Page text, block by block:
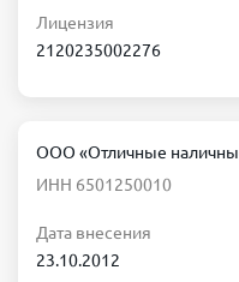
Лицензия
2120235002276
ООО «Отличные
ИНН 6501250010
Дата внесения
23.10.2012